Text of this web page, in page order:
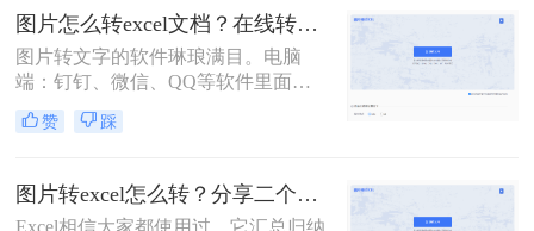
可视化方法，可以帮助我们更好地管
理和分析数据。
图片怎么转excel文档？在线转换表格的方法！
图片转文字的软件琳琅满目。电脑
端：钉钉、微信、QQ等软件里面都
集成了识图功能；手机端：智能手机
自带识图功能也很方便。虽然图片转
格却有些棘手。转换后的效果惨不忍
睹，还要一行一行进行数据核对，还
赞 踩
图片转excel怎么转？分享二个免费方法！
Excel相信大家都使用过，它汇总归纳